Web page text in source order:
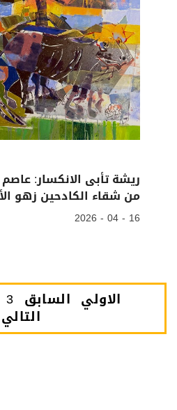
ريشة تأبى الانكسار:
من شقاء الكادحين زهو
16 - 04 - 2026
الاولي السابق 3
التالي